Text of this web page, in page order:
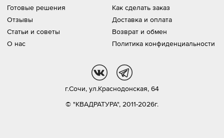
Готовые решения
Отзывы
Статьи и советы
О нас
Как сделать заказ
Доставка и оплата
Возврат и обмен
Политика конфиденциальности
© "КВАДРАТУРА", 2011-2026г.
г.Сочи, ул.Краснодонская, 64
vk